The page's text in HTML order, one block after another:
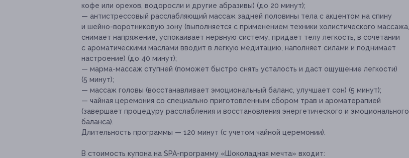
кофе или орехов, водоросли и другие абразивы) (до 20 минут);
— антистрессовый расслабляющий массаж задней половины тела с акцентом на спину
и шейно-воротниковую зону (выполняется с применением техники холистического массажа,
снимает напряжение, успокаивает нервную систему, придает телу легкость, в сочетании
с ароматическими маслами вводит в легкую медитацию, наполняет силами и поднимает
настроение) (до 40 минут);
— марма-массаж ступней (поможет быстро снять усталость и даст ощущение легкости)
(5 минут);
— массаж головы (восстанавливает эмоциональный баланс, улучшает сон) (5 минут);
— чайная церемония со специально приготовленным сбором трав и ароматерапией
(завершает процедуру расслабления и восстановления энергетического и эмоционального
баланса).
Длительность программы — 120 минут (с учетом чайной церемонии).
В стоимость купона на SPA-программу «Шоколадная мечта» входит: